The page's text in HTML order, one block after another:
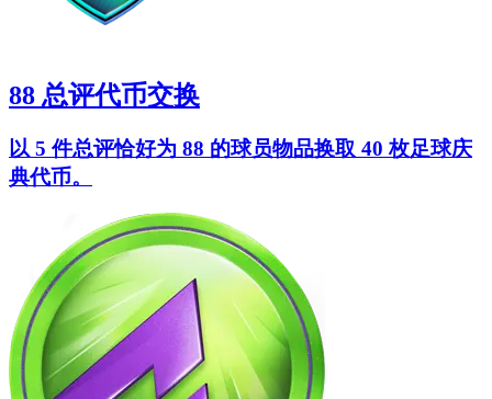
88 总评代币交换
以 5 件总评恰好为 88 的球员物品换取 40 枚足球庆
典代币。